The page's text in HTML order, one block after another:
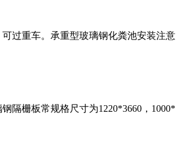
过重车。承重型玻璃钢化粪池安装注意
隔栅板常规格尺寸为1220*3660，1000*